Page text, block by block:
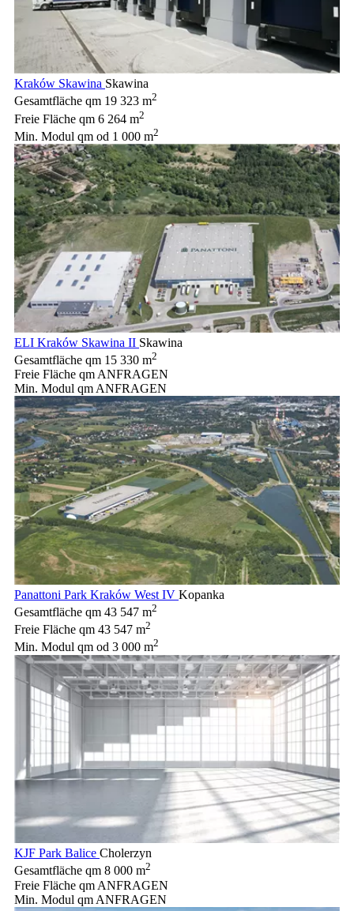
Kraków Skawina Skawina
Gesamtfläche qm 19 323 m2
Freie Fläche qm 6 264 m2
Min. Modul qm od 1 000 m2
ELI Kraków Skawina II Skawina
Gesamtfläche qm 15 330 m2
Freie Fläche qm ANFRAGEN
Min. Modul qm ANFRAGEN
Panattoni Park Kraków West IV Kopanka
Gesamtfläche qm 43 547 m2
Freie Fläche qm 43 547 m2
Min. Modul qm od 3 000 m2
KJF Park Balice Cholerzyn
Gesamtfläche qm 8 000 m2
Freie Fläche qm ANFRAGEN
Min. Modul qm ANFRAGEN